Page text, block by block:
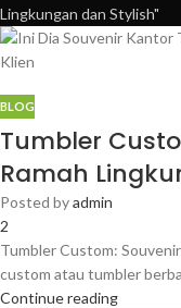
Lingkungan dan Stylish"
BLOG
Tumbler
Ramah
Posted byadmin
2
Tumbler Custom:
custom atau tumbler
Continue reading